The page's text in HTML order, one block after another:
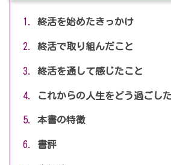
終活を始めたきっかけ
終活で取り組んだこと
終活を通して感じたこと
これからの人生をどう過ごし
本書の特徴
書評